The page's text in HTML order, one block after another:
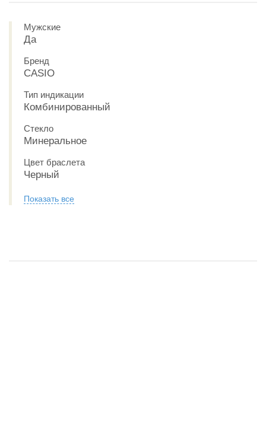
Мужские
Да
Бренд
CASIO
Тип индикации
Комбинированный
Стекло
Минеральное
Цвет браслета
Черный
Показать все